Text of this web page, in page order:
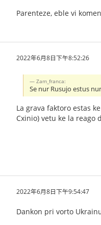
Parenteze, eble vi
2022年6月8日下午8:52:26
Zam_franca:
Se nur Rusujo estus
La grava faktoro estas
Cxinio) vetu ke la reago
2022年6月8日下午9:54:47
Dankon pri vorto